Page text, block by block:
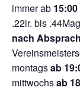
immer ab
.22lr. bis
nach
mon­tagsab
mitt­wochsab